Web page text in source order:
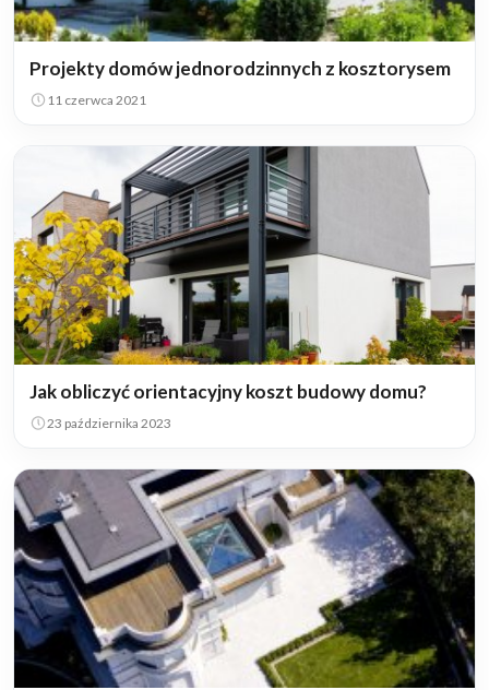
Projekty domów jednorodzinnych z kosztorysem
11 czerwca 2021
Jak obliczyć orientacyjny koszt budowy domu?
23 października 2023